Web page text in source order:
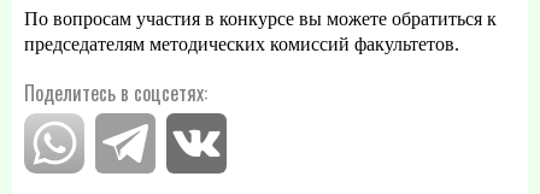
По вопросам участия в конкурсе вы можете обратиться к
председателям методических комиссий факультетов.
Поделитесь в соцсетях: